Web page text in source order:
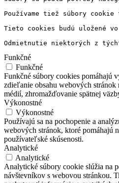
Používame tiež súbory
Tieto cookies budú uložené
Odmietnutie niektorých z
Funkčné
Funkčné
Funkčné súbory cookies pomáhajú
zdieľanie obsahu webových stránok
médií, zhromažďovanie spätnej
Výkonostné
Výkonostné
Používajú sa na pochopenie a
webových stránok, ktoré pomáhajú
používateľské skúsenosti.
Analytické
Analytické
Analytické súbory cookie slúžia na
návštevníkov s webovou stránkou.